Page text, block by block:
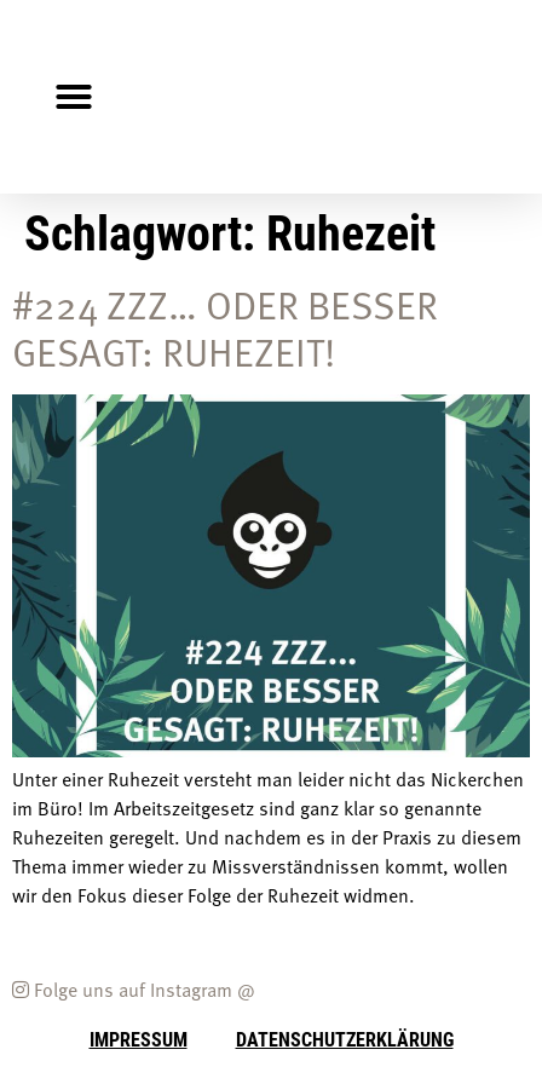
Schlagwort: Ruhezeit
#224 ZZZ… ODER BESSER
GESAGT: RUHEZEIT!
Unter einer Ruhezeit versteht man leider nicht das Nickerchen
im Büro! Im Arbeitszeitgesetz sind ganz klar so genannte
Ruhezeiten geregelt. Und nachdem es in der Praxis zu diesem
Thema immer wieder zu Missverständnissen kommt, wollen
wir den Fokus dieser Folge der Ruhezeit widmen.
Folge uns auf Instagram @
IMPRESSUM DATENSCHUTZERKLÄRUNG